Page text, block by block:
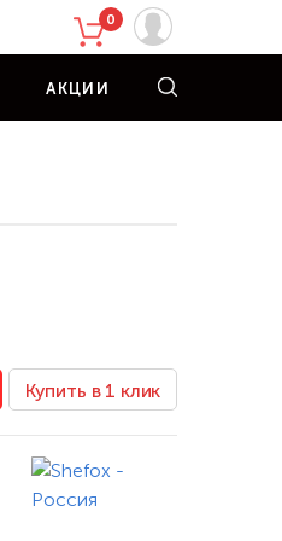
0
АКЦИИ
Купить в 1 клик